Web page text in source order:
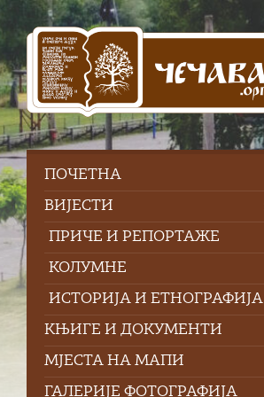
Skip
content
Skip
left
sidebar
Skip
footer
ПOЧЕТНА
ВИЈЕСТИ
ПРИЧЕ И РЕПОРТАЖЕ
КОЛУМНЕ
ИСТОРИЈА И ЕТНОГРАФИЈА
КЊИГЕ И ДОКУМЕНТИ
МЈЕСТА НА МАПИ
ГАЛЕРИЈЕ ФОТОГРАФИЈА